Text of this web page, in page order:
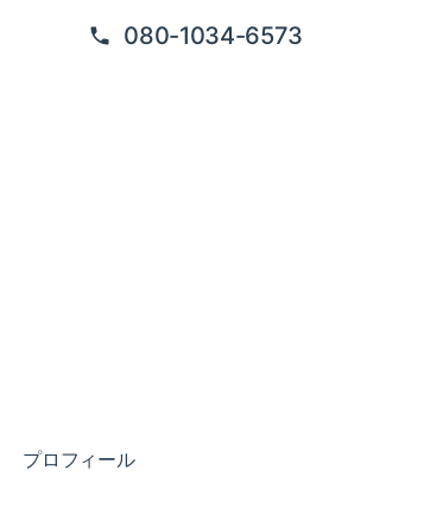
080-1034-6573
プロフィール